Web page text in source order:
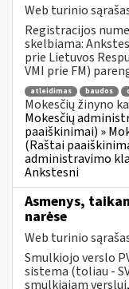
Web turinio
Registracijos
skelbiama:
prie Lietuvos
VMI prie FM)
atleidimas baudos
Mokesčių žinyno
Mokesčių
paaiškinimai) »
(Raštai
administravimo
Ankstesni
Asmenys,
narėse
Web turinio
Smulkiojo verslo
sistema (toliau -
smulkiajam